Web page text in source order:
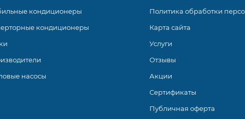
кондиционеры
кондиционеры
насосы
Политика обработки
Карта сайта
Услуги
Отзывы
Акции
Сертификаты
Публичная оферта